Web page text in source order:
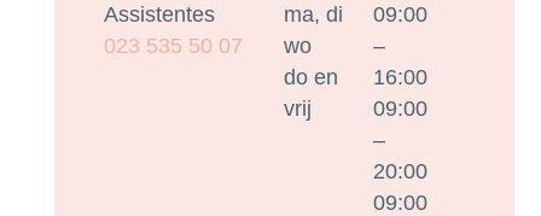
Assistentes
023 535 50 07
ma, di
wo
do en
vrij
09:00
–
16:00
09:00
–
20:00
09:00